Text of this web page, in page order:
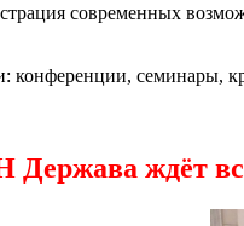
современных
конференции, семинары,
Держава ждёт